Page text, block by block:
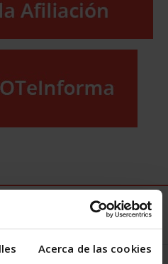
Acerca de las cookies
para acceder a la jubilación